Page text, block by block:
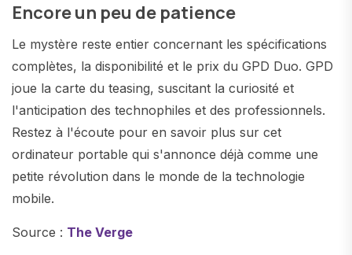
Encore un peu de patience
Le mystère reste entier concernant les spécifications
complètes, la disponibilité et le prix du GPD Duo. GPD
joue la carte du teasing, suscitant la curiosité et
l'anticipation des technophiles et des professionnels.
Restez à l'écoute pour en savoir plus sur cet
ordinateur portable qui s'annonce déjà comme une
petite révolution dans le monde de la technologie
mobile.
Source : The Verge